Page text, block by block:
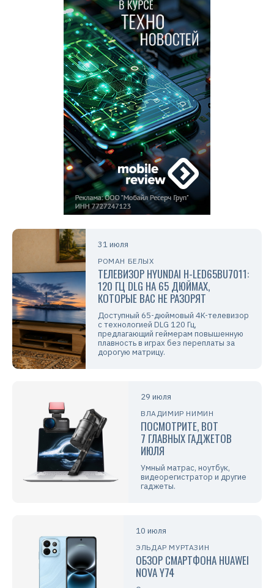
31 июля
РОМАН БЕЛЫХ
ТЕЛЕВИЗОР HYUNDAI H-LED65BU7011:
120 ГЦ DLG НА 65 ДЮЙМАХ,
КОТОРЫЕ ВАС НЕ РАЗОРЯТ
Доступный 65-дюймовый 4K-телевизор
с технологией DLG 120 Гц,
предлагающий геймерам повышенную
плавность в играх без переплаты за
дорогую матрицу.
29 июля
ВЛАДИМИР НИМИН
ПОСМОТРИТЕ, ВОТ
7 ГЛАВНЫХ ГАДЖЕТОВ
ИЮЛЯ
Умный матрас, ноутбук,
видеорегистратор и другие
гаджеты.
10 июля
ЭЛЬДАР МУРТАЗИН
ОБЗОР СМАРТФОНА HUAWEI
NOVA Y74